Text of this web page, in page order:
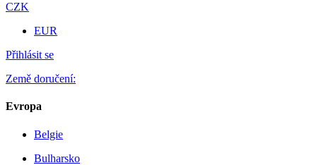
CZK
EUR
Přihlásit se
Země doručení:
Evropa
Belgie
Bulharsko